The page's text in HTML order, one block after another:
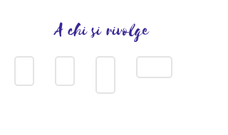
A chi si rivolge